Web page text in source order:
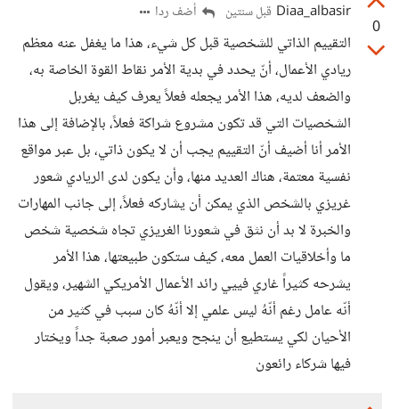
0
Diaa_albasir قبل سنتين أضف ردا
التقييم الذاتي للشخصية قبل كل شيء، هذا ما يغفل عنه معظم
ريادي الأعمال، أنّ يحدد في بدية الأمر نقاط القوة الخاصة به،
والضعف لديه، هذا الأمر يجعله فعلاً يعرف كيف يغربل
الشخصيات التي قد تكون مشروع شراكة فعلاً، بالإضافة إلى هذا
الأمر أنا أضيف أنّ التقييم يجب أن لا يكون ذاتي، بل عبر مواقع
نفسية معتمة، هناك العديد منها، وأن يكون لدى الريادي شعور
غريزي بالشخص الذي يمكن أن يشاركه فعلاً، إلى جانب المهارات
والخبرة لا بد أن نثق في شعورنا الغريزي تجاه شخصية شخص
ما وأخلاقيات العمل معه، كيف ستكون طبيعتها، هذا الأمر
يشرحه كثيراً غاري فييي رائد الأعمال الأمريكي الشهير، ويقول
أنّه عامل رغم أنّهُ ليس علمي إلا أنّهُ كان سبب في كثير من
الأحيان لكي يستطيع أن ينجح ويعبر أمور صعبة جداً ويختار
فيها شركاء رائعون